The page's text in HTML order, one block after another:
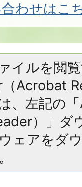
わせはこ
イルを閲
（Acrobat
、左記の
）」ダ
ェアをダ